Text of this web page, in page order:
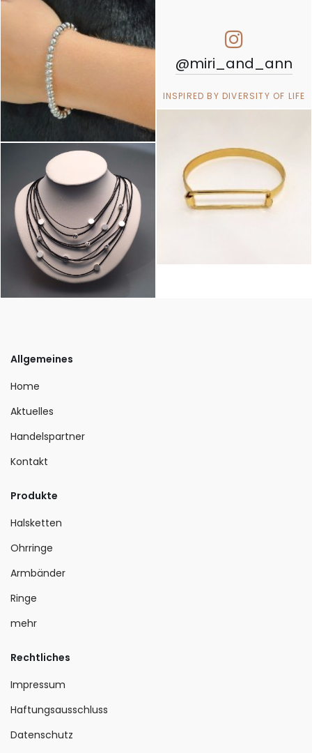
@miri_and_ann
INSPIRED BY DIVERSITY OF LIFE
Allgemeines
Home
Aktuelles
Handelspartner
Kontakt
Produkte
Halsketten
Ohrringe
Armbänder
Ringe
mehr
Rechtliches
Impressum
Haftungsausschluss
Datenschutz